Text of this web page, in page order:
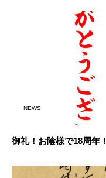
NEWS
御礼！お陰様で18周年！